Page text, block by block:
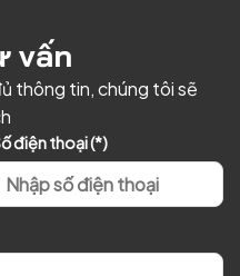
vấn
thông tin, chúng tôi sẽ
điện thoại (*)